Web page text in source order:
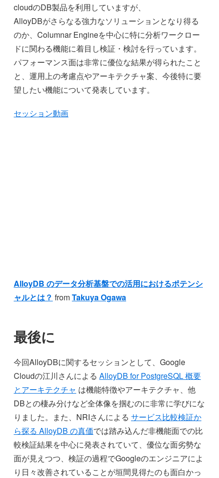
cloudのDB製品を利用していますが、
AlloyDBがさらなる強力なソリューションとなり得る
のか、Columnar Engineを中心に特に分析ワークロー
ドに関わる機能に着目し検証・検討を行っています。
パフォーマンス面は非常に優位な結果が得られたこと
と、運用上の考慮点やアーキテクチャ案、今後特に要
望したい機能について発表しています。
セッション動画
AlloyDB のデータ分析基盤での活用におけるポテンシ
ャルとは？ fromTakuya Ogawa
最後に
今回AlloyDBに関するセッションとして、Google
Cloudの江川さんによる AlloyDB for PostgreSQL 概要
とアーキテクチャ は機能特徴やアーキテクチャ、他
DBとの棲み分けなど全体像を掴むのに非常に学びにな
りました。また、NRIさんによる サービス比較検証か
ら探る AlloyDB の真価では踏み込んだ非機能面での比
較検証結果を中心に発表されていて、優位な面劣勢な
面が見えつつ、検証の過程でGoogleのエンジニアによ
り日々改善されていることが垣間見得たのも面白かっ